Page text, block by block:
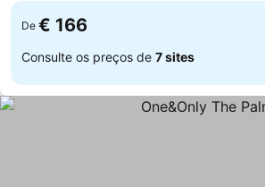
De € 166
Consulte os preços de 7 sites